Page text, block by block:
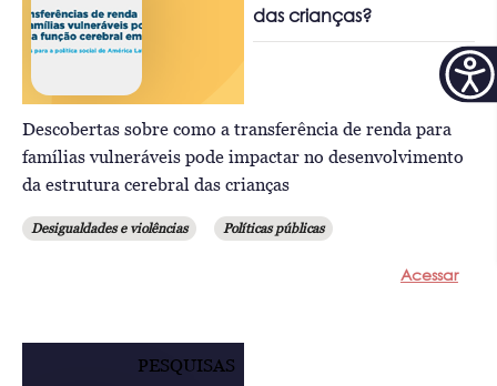
das crianças?
Descobertas sobre como a transferência de renda para
famílias vulneráveis pode impactar no desenvolvimento
da estrutura cerebral das crianças
Desigualdades e violências Políticas públicas
Acessar
PESQUISAS